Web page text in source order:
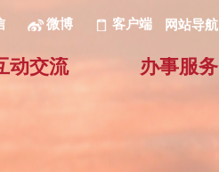
微博 客户端 网站导航
动交流 办事服务